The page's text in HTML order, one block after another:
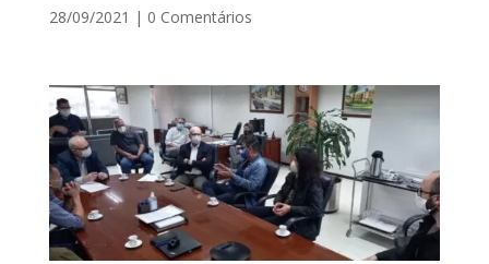
28/09/2021 | 0 Comentários